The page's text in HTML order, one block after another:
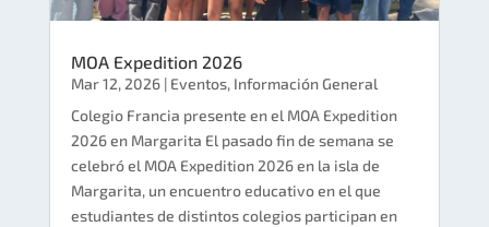
MOA Expedition 2026
Mar 12, 2026| Eventos, Información General
Colegio Francia presente en el MOA Expedition
2026 en Margarita El pasado fin de semana se
celebró el MOA Expedition 2026 en la isla de
Margarita, un encuentro educativo en el que
estudiantes de distintos colegios participan en